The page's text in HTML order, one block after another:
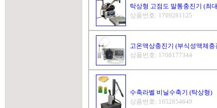
탁상형 고점도 말통충진기 (최
상품번호: 1709281125
고온액상충진기 (부식성액체
상품번호: 1708177344
수축라벨 비닐수축기 (탁상형)
상품번호: 1652854649